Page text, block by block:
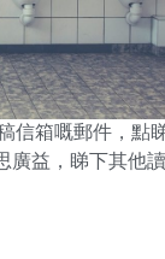
信箱嘅郵件，點
益，睇下其他